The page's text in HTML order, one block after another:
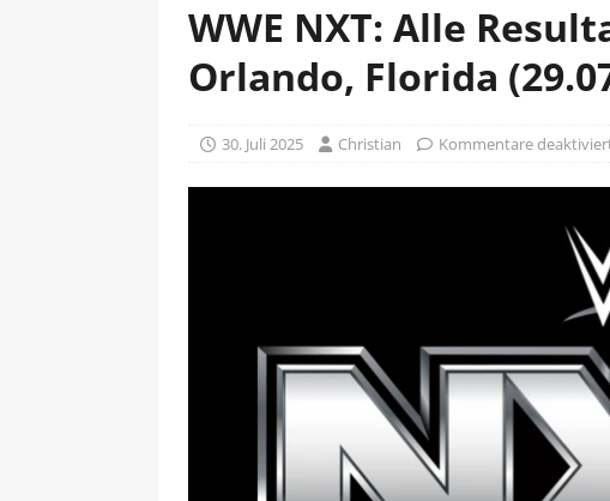
WWE NXT: Alle
Orlando, Florida
30. Juli 2025 Christian Kommentare